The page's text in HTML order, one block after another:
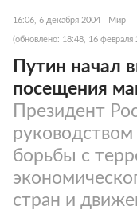
16:06, 6 декабря 2004 Мир
(обновлено: 18:48, 16 февраля
Путин начал
посещения
Президент
борьбы с
стран и